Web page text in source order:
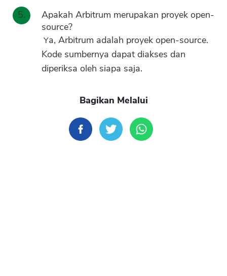
Apakah Arbitrum merupakan proyek open-
source?
Ya, Arbitrum adalah proyek open-source.
Kode sumbernya dapat diakses dan
diperiksa oleh siapa saja.
Bagikan Melalui